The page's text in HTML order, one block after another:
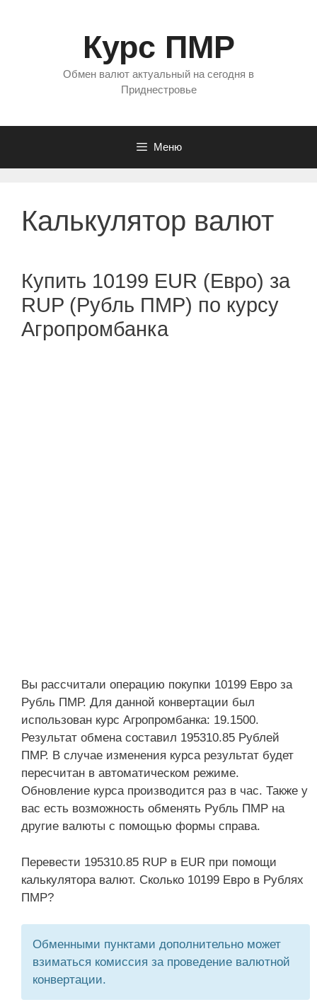
Курс ПМР
Обмен валют актуальный на сегодня в
Приднестровье
Меню
Калькулятор валют
Купить 10199 EUR (Евро) за
RUP (Рубль ПМР) по курсу
Агропромбанка
Вы рассчитали операцию покупки 10199 Евро за
Рубль ПМР. Для данной конвертации был
использован курс Агропромбанка: 19.1500.
Результат обмена составил 195310.85 Рублей
ПМР. В случае изменения курса результат будет
пересчитан в автоматическом режиме.
Обновление курса производится раз в час. Также у
вас есть возможность обменять Рубль ПМР на
другие валюты с помощью формы справа.
Перевести 195310.85 RUP в EUR при помощи
калькулятора валют. Сколько 10199 Евро в Рублях
ПМР?
Обменными пунктами дополнительно может
взиматься комиссия за проведение валютной
конвертации.